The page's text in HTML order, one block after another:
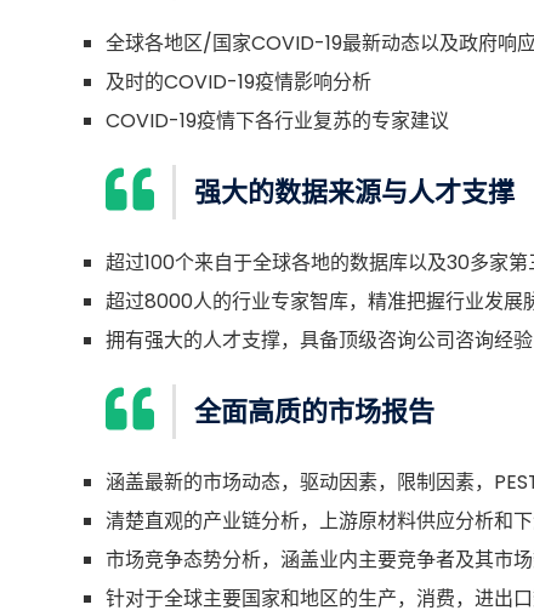
全球各地区/国家COVID-19最新动态以及政府响
及时的COVID-19疫情影响分析
COVID-19疫情下各行业复苏的专家建议
强大的数据来源与人才支撑
超过100个来自于全球各地的数据库以及30多家
超过8000人的行业专家智库，精准把握行业发展
拥有强大的人才支撑，具备顶级咨询公司咨询经验
全面高质的市场报告
涵盖最新的市场动态，驱动因素，限制因素，
清楚直观的产业链分析，上游原材料供应分析和
市场竞争态势分析，涵盖业内主要竞争者及其市
针对于全球主要国家和地区的生产，消费，进出